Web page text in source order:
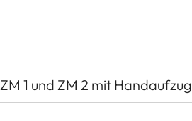
1 und ZM 2 mit Handaufzug